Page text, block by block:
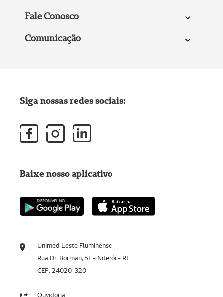
Fale Conosco
Comunicação
Unimed Leste Fluminense
Rua Dr. Borman, 51 - Niterói - RJ
CEP: 24020-320
Ouvidoria
Siga nossas redes sociais:
Baixe nosso aplicativo